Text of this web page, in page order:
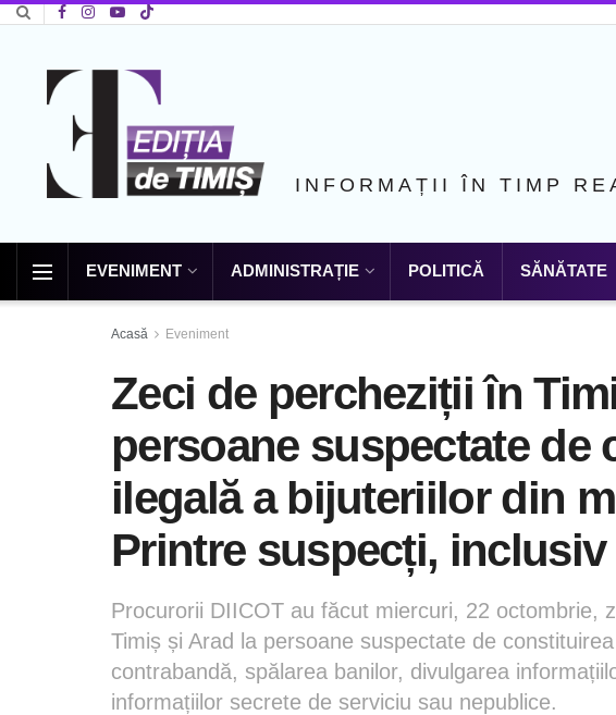
INFORMAȚII ÎN TIMP
EVENIMENT ADMINISTRAȚIE POLITICĂ SĂNĂTATE
Acasă Eveniment
Zeci de percheziții în
persoane suspectate de
ilegală a bijuteriilor din
Printre suspecți,
Procurorii DIICOT au făcut miercuri, 22 octombrie,
Timiș și Arad la persoane suspectate de
contrabandă, spălarea banilor, divulgarea
informațiilor secrete de serviciu sau nepublice.